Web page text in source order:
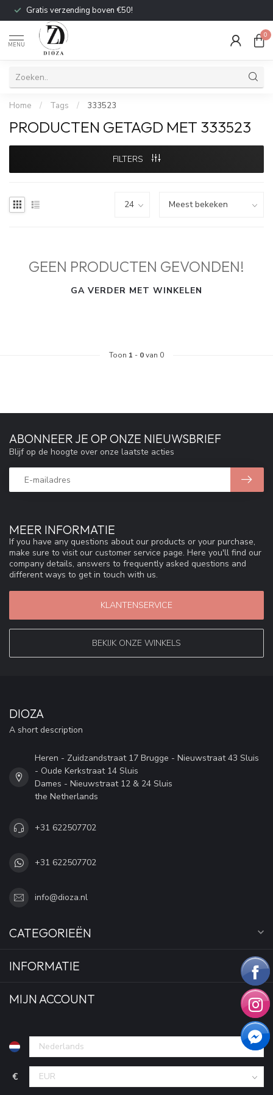
Gratis verzending boven €50!
MENU
0
Home / Tags / 333523
PRODUCTEN GETAGD MET 333523
FILTERS
GEEN PRODUCTEN GEVONDEN!
GA VERDER MET WINKELEN
Toon 1 - 0van 0
MEER INFORMATIE
If you have any questions about our products or your purchase,
make sure to visit our customer service page. Here you'll find our
company details, answers to frequently asked questions and
different ways to get in touch with us.
KLANTENSERVICE
BEKIJK ONZE WINKELS
ABONNEER JE OP ONZE NIEUWSBRIEF
Blijf op de hoogte over onze laatste acties
DIOZA
A short description
Heren - Zuidzandstraat 17 Brugge - Nieuwstraat 43 Sluis
- Oude Kerkstraat 14 Sluis
Dames - Nieuwstraat 12 & 24 Sluis
the Netherlands
+31 622507702
+31 622507702
info@dioza.nl
CATEGORIEËN
INFORMATIE
MIJN ACCOUNT
€